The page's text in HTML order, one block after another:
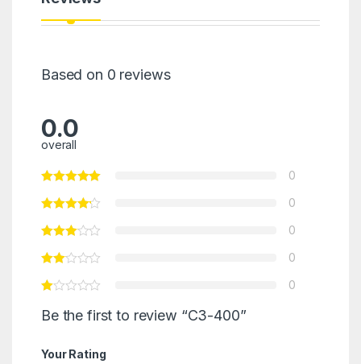
Based on 0 reviews
0.0
overall
0
0
0
0
0
Be the first to review “C3-400”
Your Rating